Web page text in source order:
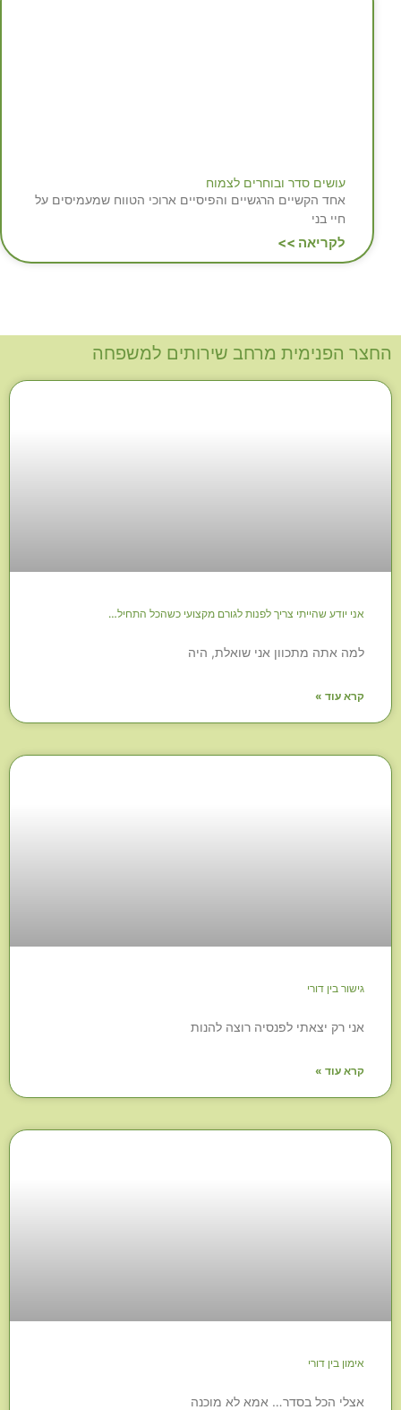
עושים סדר ובוחרים לצמוח
אחד הקשיים הרגשיים והפיסיים ארוכי הטווח שמעמיסים על
חיי בני
לקריאה >>
החצר הפנימית מרחב שירותים למשפחה
אני יודע שהייתי צריך לפנות לגורם מקצועי כשהכל התחיל…
למה אתה מתכוון אני שואלת, היה
קרא עוד »
גישור בין דורי
אני רק יצאתי לפנסיה רוצה להנות
קרא עוד »
אימון בין דורי
אצלי הכל בסדר… אמא לא מוכנה